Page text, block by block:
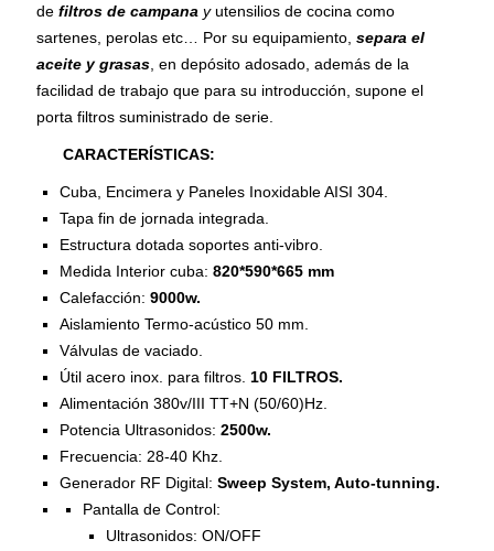
defiltros de campanayutensilios de cocina como
sartenes, perolas etc… Por su equipamiento,separa el
aceite y grasas , en depósito adosado, además de la
facilidad de trabajo que para su introducción, supone el
porta filtros suministrado de serie.
CARACTERÍSTICAS:
Cuba, Encimera y Paneles Inoxidable AISI 304.
Tapa fin de jornada integrada.
Estructura dotada soportes anti-vibro.
Medida Interior cuba: 820*590*665 mm
Calefacción:9000w.
Aislamiento Termo-acústico 50 mm.
Válvulas de vaciado.
Útil acero inox. para filtros. 10 FILTROS.
Alimentación 380v/III TT+N (50/60)Hz.
Potencia Ultrasonidos:2500w.
Frecuencia: 28-40 Khz.
Generador RF Digital:Sweep System, Auto-tunning.
Pantalla de Control:
Ultrasonidos: ON/OFF